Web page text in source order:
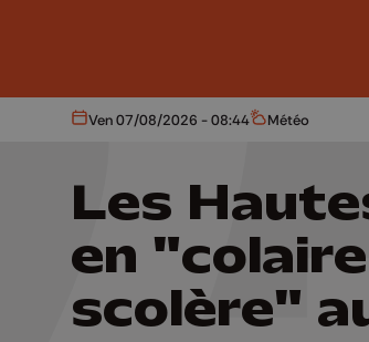
Aujourd'hui
Ven 07/08/2026 - 08:44 Météo
Météo
Les
en "colaire
scolère"